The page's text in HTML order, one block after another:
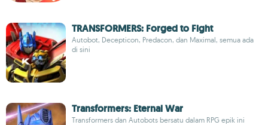
TRANSFORMERS: Forged to Fight
Autobot, Decepticon, Predacon, dan Maximal, semua ada
di sini
Transformers: Eternal War
Transformers dan Autobots bersatu dalam RPG epik ini